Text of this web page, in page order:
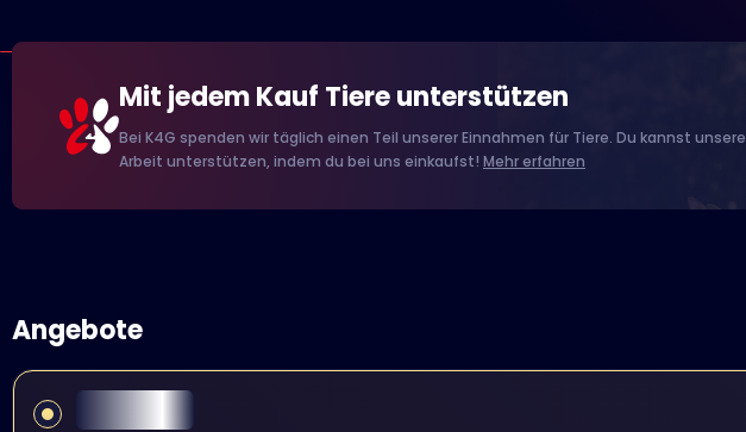
Mit jedem Kauf Tiere unterstützen
Bei K4G spenden wir täglich einen Teil unserer Einnahmen für Tiere. Du kannst unsere
Arbeit unterstützen, indem du bei uns einkaufst! Mehr erfahren
Angebote